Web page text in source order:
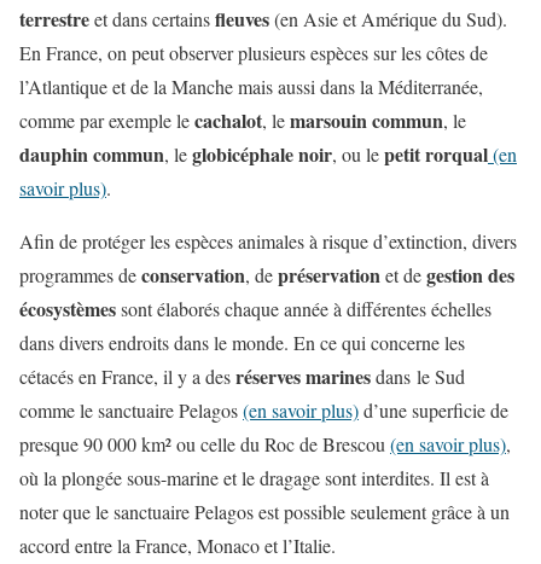
terrestreet dans certainsfleuves(en Asie et Amérique du Sud).
En France, on peut observer plusieurs espèces sur les côtes de
l’Atlantique et de la Manche mais aussi dans la Méditerranée,
comme par exemple lecachalot, lemarsouin commun, le
dauphin commun, leglobicéphale noir, ou lepetit rorqual(en
savoir plus).
Afin de protéger les espèces animales à risque d’extinction, divers
programmes deconservation, depréservationet degestion des
écosystèmessont élaborés chaque année à différentes échelles
dans divers endroits dans le monde. En ce qui concerne les
cétacés en France, il y a desréserves marinesdans le Sud
comme le sanctuaire Pelagos(en savoir plus)d’une superficie de
presque 90 000 km² ou celle du Roc de Brescou (en savoir plus),
où la plongée sous-marine et le dragage sont interdites. Il est à
noter que le sanctuaire Pelagos est possible seulement grâce à un
accord entre la France, Monaco et l’Italie.